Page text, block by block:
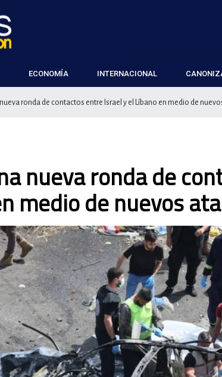
ECONOMÍA INTERNACIONAL
ronda de contactos entre Israel y el Líbano en medio de
nueva ronda de
medio de nuevos